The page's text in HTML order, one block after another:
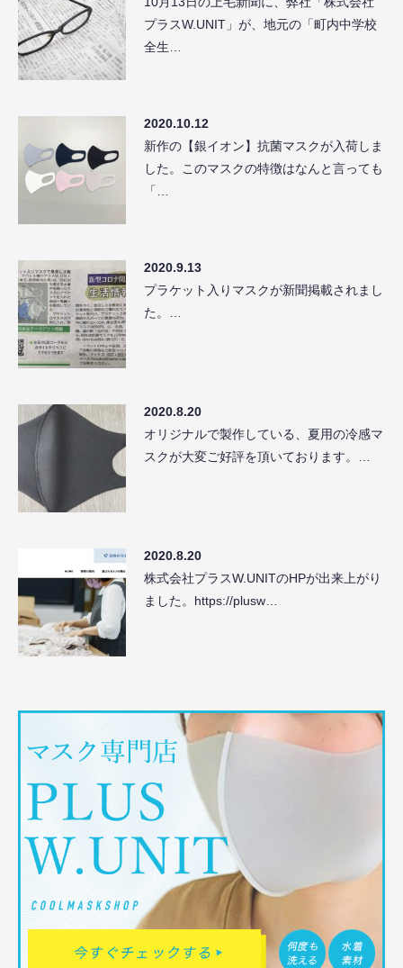
プラスW.UNIT」が、地元の「町内中学校
全生…
2020.10.12
新作の【銀イオン】抗菌マスクが入荷しま
した。このマスクの特徴はなんと言っても
「…
2020.9.13
プラケット入りマスクが新聞掲載されまし
た。…
2020.8.20
オリジナルで製作している、夏用の冷感マ
スクが大変ご好評を頂いております。…
2020.8.20
株式会社プラスW.UNITのHPが出来上がり
ました。https://plusw…